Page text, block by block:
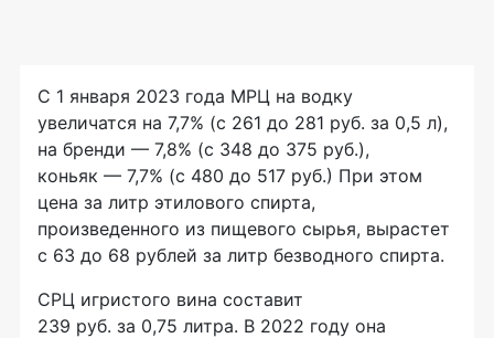
С 1 января 2023 года МРЦ на водку
увеличатся на 7,7% (с 261 до 281 руб. за 0,5 л),
на бренди — 7,8% (с 348 до 375 руб.),
коньяк — 7,7% (с 480 до 517 руб.) При этом
цена за литр этилового спирта,
произведенного из пищевого сырья, вырастет
с 63 до 68 рублей за литр безводного спирта.
СРЦ игристого вина составит
239 руб. за 0,75 литра. В 2022 году она